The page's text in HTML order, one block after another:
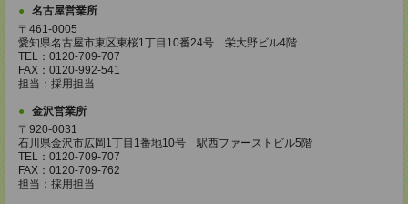
名古屋営業所
〒461-0005
愛知県名古屋市東区東桜1丁目10番24号 栄大野ビル4階
TEL：0120-709-707
FAX：0120-992-541
担当：採用担当
金沢営業所
〒920-0031
石川県金沢市広岡1丁目1番地10号 駅西ファーストビル5階
TEL：0120-709-707
FAX：0120-709-762
担当：採用担当